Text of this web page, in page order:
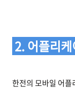
2. 어플리
한전의 모바일 어